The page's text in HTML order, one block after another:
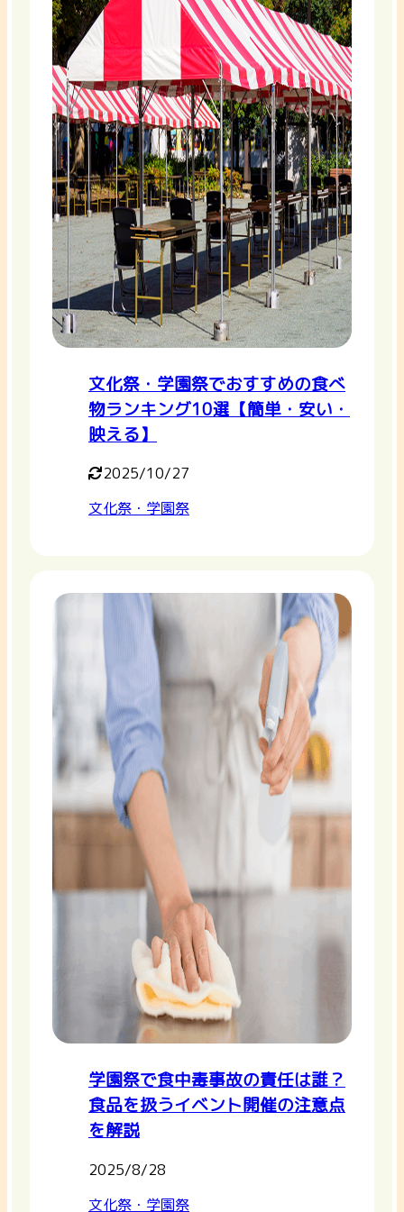
文化祭・学園祭でおすすめの食べ
物ランキング10選【簡単・安い・
映える】
2025/10/27
文化祭・学園祭
学園祭で食中毒事故の責任は誰？
食品を扱うイベント開催の注意点
を解説
2025/8/28
文化祭・学園祭